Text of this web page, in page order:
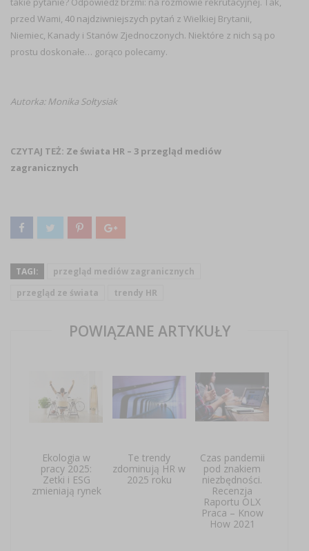
przed Wami, 40 najdziwniejszych pytań z Wielkiej Brytanii,
Niemiec, Kanady i Stanów Zjednoczonych. Niektóre z nich są po
prostu doskonałe… gorąco polecamy.
Autorka: Monika Sołtysiak
CZYTAJ TEŻ: Ze świata HR – 3 przegląd mediów
zagranicznych
TAGI:
przegląd mediów zagranicznych
przegląd ze świata
trendy HR
POWIĄZANE ARTYKUŁY
Ekologia w
pracy 2025:
Zetki i ESG
zmieniają rynek
Te trendy
zdominują HR w
2025 roku
Czas pandemii
pod znakiem
niezbędności.
Recenzja
Raportu OLX
Praca – Know
How 2021